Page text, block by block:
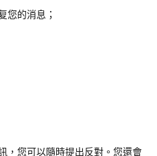
您的消息；
，您可以隨時提出反對。您還會